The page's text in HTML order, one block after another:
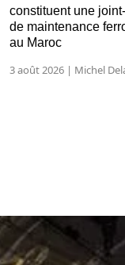
constituent une
de maintenance
au Maroc
3 août 2026 | Michel